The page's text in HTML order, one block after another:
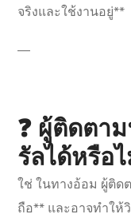
จริงและใช้งานอยู่**
—
❓ ผู้ติดตา
รัลได้หรือ
ใช่ ในทางอ้อม ผู้ติด
ถือ** และอาจทำใ